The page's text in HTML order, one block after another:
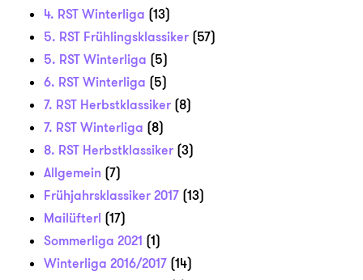
4. RST Winterliga (13)
5. RST Frühlingsklassiker (57)
5. RST Winterliga (5)
6. RST Winterliga (5)
7. RST Herbstklassiker (8)
7. RST Winterliga (8)
8. RST Herbstklassiker (3)
Allgemein (7)
Frühjahrsklassiker 2017 (13)
Mailüfterl (17)
Sommerliga 2021 (1)
Winterliga 2016/2017 (14)